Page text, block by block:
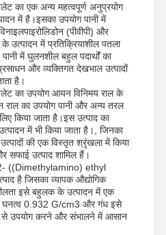
अमोनियम क्लोराइड
एजेंट
का एक अन्य महत्वपूर्ण अनुप्रयोग
में है।इसका उपयोग पानी में
(पीवीपी) और
के उत्पादन में प्रतिक्रियाशील पतला
में घुलनशील बहुल पदार्थों का
और व्यक्तिगत देखभाल उत्पादों
है।
का उपयोग आयन विनिमय राल के
राल का उपयोग पानी और अन्य तरल
किया जाता है।इस उत्पाद का
में भी किया जाता है।, जिनका
की एक विस्तृत श्रृंखला में किया
सफाई उत्पाद शामिल हैं।
((Dimethylamino) ethyl
है जिसका व्यापक औद्योगिक
इसे बहुलक के उत्पादन में एक
घनत्व 0.932 G/cm3 और गंध इसे
से उपयोग करने और संभालने में आसान